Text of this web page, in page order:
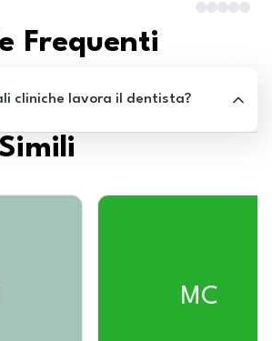
Frequenti
cliniche lavora il dentista?
MC